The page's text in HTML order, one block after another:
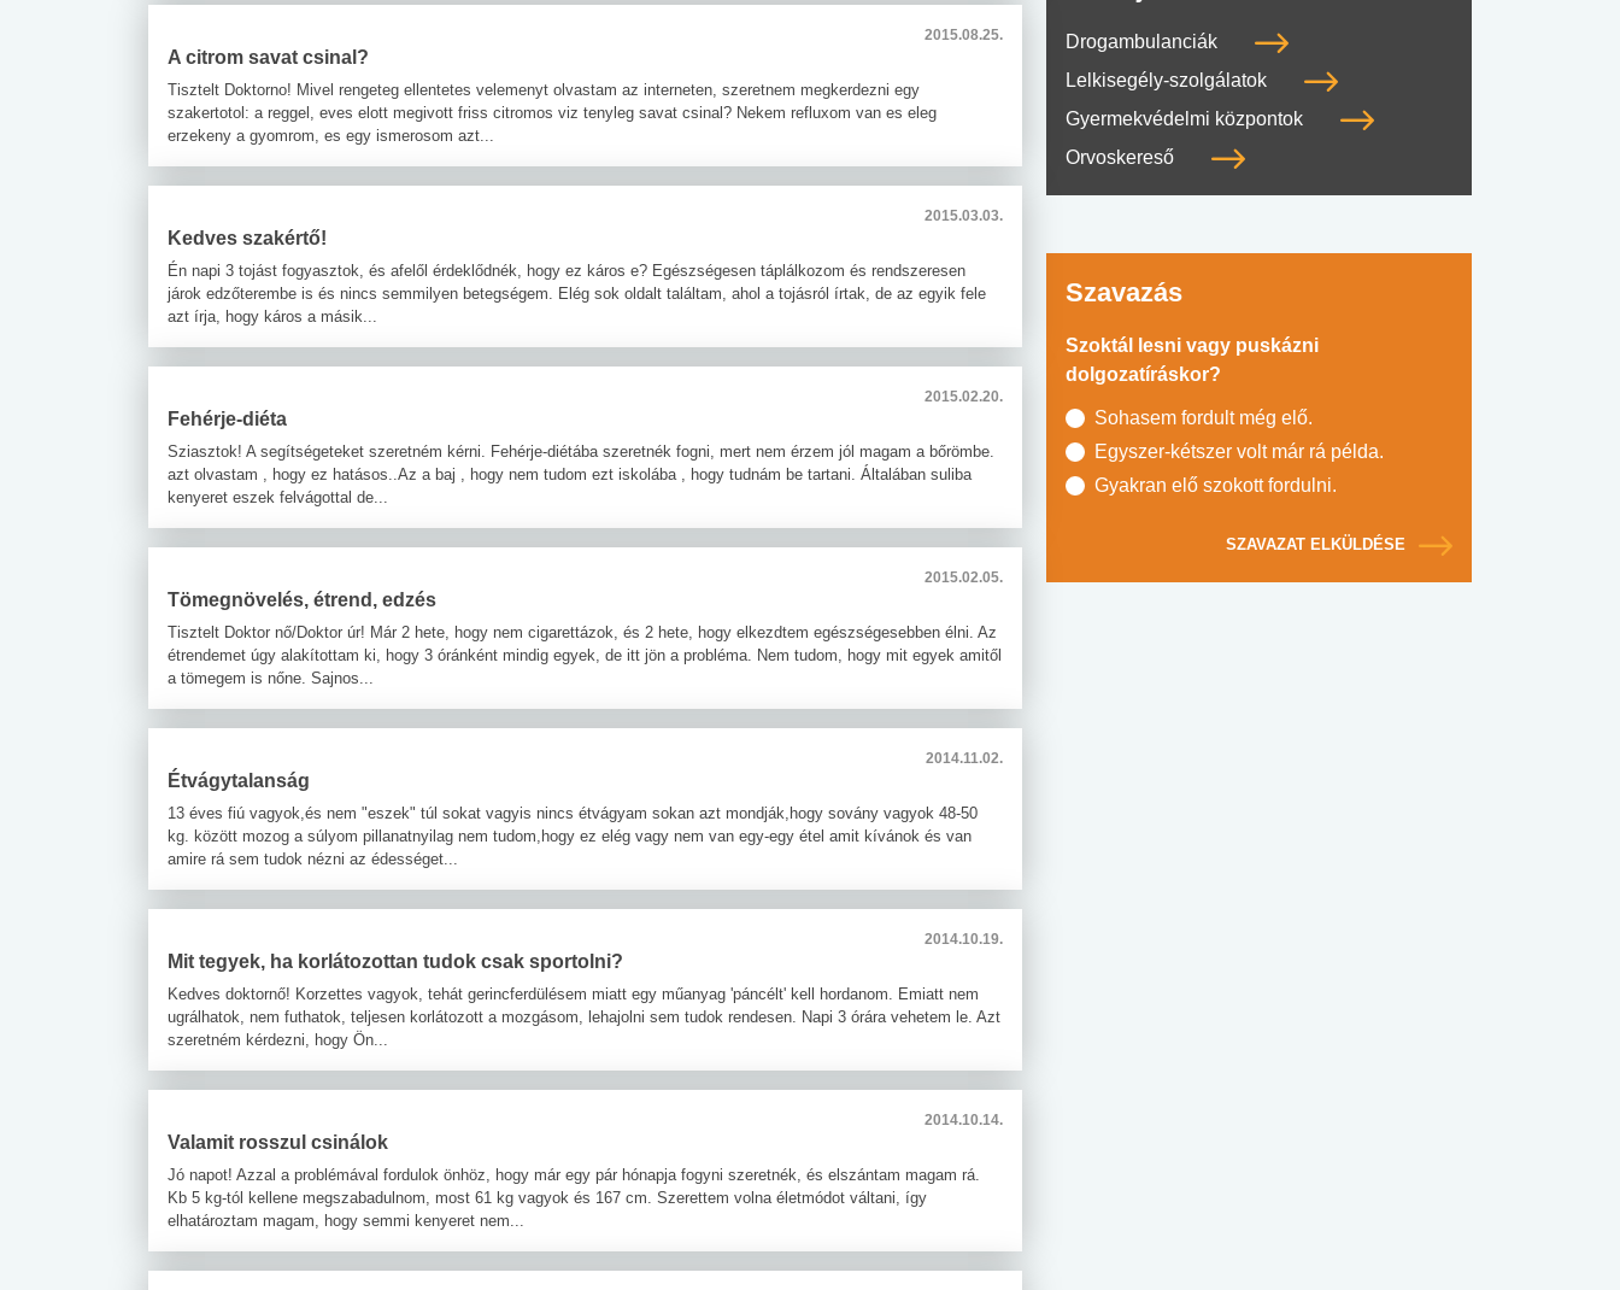
2015.08.25.
A citrom savat csinal?
Tisztelt Doktorno! Mivel rengeteg ellentetes velemenyt olvastam az interneten, szeretnem megkerdezni egy
szakertotol: a reggel, eves elott megivott friss citromos viz tenyleg savat csinal? Nekem refluxom van es eleg
erzekeny a gyomrom, es egy ismerosom azt...
2015.03.03.
Kedves szakértő!
Én napi 3 tojást fogyasztok, és afelől érdeklődnék, hogy ez káros e? Egészségesen táplálkozom és rendszeresen
járok edzőterembe is és nincs semmilyen betegségem. Elég sok oldalt találtam, ahol a tojásról írtak, de az egyik fele
azt írja, hogy káros a másik...
2015.02.20.
Fehérje-diéta
Sziasztok! A segítségeteket szeretném kérni. Fehérje-diétába szeretnék fogni, mert nem érzem jól magam a bőrömbe.
azt olvastam , hogy ez hatásos..Az a baj , hogy nem tudom ezt iskolába , hogy tudnám be tartani. Általában suliba
kenyeret eszek felvágottal de...
2015.02.05.
Tömegnövelés, étrend, edzés
Tisztelt Doktor nő/Doktor úr! Már 2 hete, hogy nem cigarettázok, és 2 hete, hogy elkezdtem egészségesebben élni. Az
étrendemet úgy alakítottam ki, hogy 3 óránként mindig egyek, de itt jön a probléma. Nem tudom, hogy mit egyek amitől
a tömegem is nőne. Sajnos...
2014.11.02.
Étvágytalanság
13 éves fiú vagyok,és nem "eszek" túl sokat vagyis nincs étvágyam sokan azt mondják,hogy sovány vagyok 48-50
kg. között mozog a súlyom pillanatnyilag nem tudom,hogy ez elég vagy nem van egy-egy étel amit kívánok és van
amire rá sem tudok nézni az édességet...
2014.10.19.
Mit tegyek, ha korlátozottan tudok csak sportolni?
Kedves doktornő! Korzettes vagyok, tehát gerincferdülésem miatt egy műanyag 'páncélt' kell hordanom. Emiatt nem
ugrálhatok, nem futhatok, teljesen korlátozott a mozgásom, lehajolni sem tudok rendesen. Napi 3 órára vehetem le. Azt
szeretném kérdezni, hogy Ön...
2014.10.14.
Valamit rosszul csinálok
Jó napot! Azzal a problémával fordulok önhöz, hogy már egy pár hónapja fogyni szeretnék, és elszántam magam rá.
Kb 5 kg-tól kellene megszabadulnom, most 61 kg vagyok és 167 cm. Szerettem volna életmódot váltani, így
elhatároztam magam, hogy semmi kenyeret nem...
Drogambulanciák
Lelkisegély-szolgálatok
Gyermekvédelmi központok
Orvoskereső
Szavazás
Szoktál lesni vagy puskázni
dolgozatíráskor?
Sohasem fordult még elő.
Egyszer-kétszer volt már rá példa.
Gyakran elő szokott fordulni.
SZAVAZAT ELKÜLDÉSE